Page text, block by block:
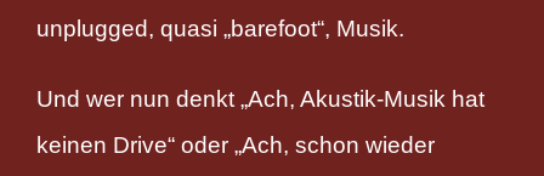
unplugged, quasi „barefoot“, Musik.
Und wer nun denkt „Ach, Akustik-Musik hat
keinen Drive“ oder „Ach, schon wieder